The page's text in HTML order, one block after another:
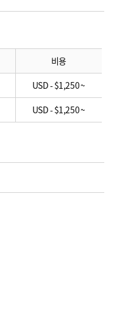
비용
USD - $1,250 ~
USD - $1,250 ~